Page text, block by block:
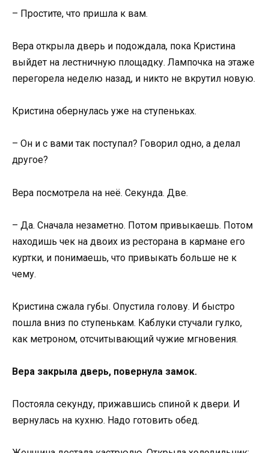
– Простите, что пришла к вам.
Вера открыла дверь и подождала, пока Кристина
выйдет на лестничную площадку. Лампочка на этаже
перегорела неделю назад, и никто не вкрутил новую.
Кристина обернулась уже на ступеньках.
– Он и с вами так поступал? Говорил одно, а делал
другое?
Вера посмотрела на неё. Секунда. Две.
– Да. Сначала незаметно. Потом привыкаешь. Потом
находишь чек на двоих из ресторана в кармане его
куртки, и понимаешь, что привыкать больше не к
чему.
Кристина сжала губы. Опустила голову. И быстро
пошла вниз по ступенькам. Каблуки стучали гулко,
как метроном, отсчитывающий чужие мгновения.
Вера закрыла дверь, повернула замок.
Постояла секунду, прижавшись спиной к двери. И
вернулась на кухню. Надо готовить обед.